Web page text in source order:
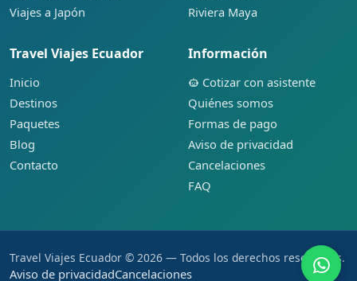
Viajes a Japón
Riviera Maya
Travel Viajes Ecuador
Inicio
Destinos
Paquetes
Blog
Contacto
Información
Cotizar con asistente
Quiénes somos
Formas de pago
Aviso de privacidad
Cancelaciones
FAQ
Travel Viajes Ecuador © 2026 — Todos los derechos reservados.
Aviso de privacidadCancelaciones